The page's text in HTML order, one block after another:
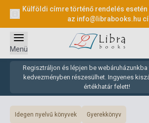
Külföldi címre történő rendelés
az info@librabooks.hu
Regisztráljon és lépjen be webáruházunkba
kedvezményben részesülhet. Ingyenes
értékhatár felett!
Menü
Idegen nyelvű könyvek Gyerekkönyv